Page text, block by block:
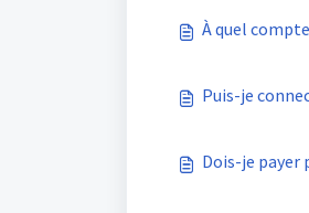
À quel
Puis-je
Dois-je payer